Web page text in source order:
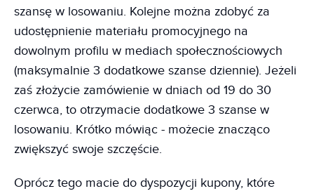
szansę w losowaniu. Kolejne można zdobyć za
udostępnienie materiału promocyjnego na
dowolnym profilu w mediach społecznościowych
(maksymalnie 3 dodatkowe szanse dziennie). Jeżeli
zaś złożycie zamówienie w dniach od 19 do 30
czerwca, to otrzymacie dodatkowe 3 szanse w
losowaniu. Krótko mówiąc - możecie znacząco
zwiększyć swoje szczęście.
Oprócz tego macie do dyspozycji kupony, które